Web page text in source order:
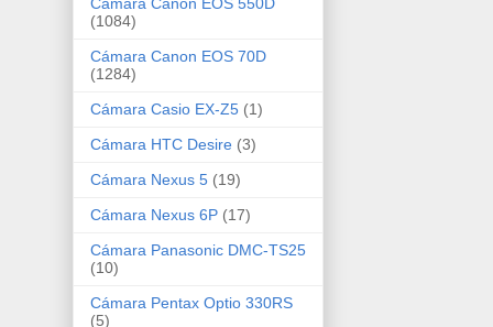
(1084)
Cámara Canon EOS 70D
(1284)
Cámara Casio EX-Z5 (1)
Cámara HTC Desire (3)
Cámara Nexus 5 (19)
Cámara Nexus 6P (17)
Cámara Panasonic DMC-TS25
(10)
Cámara Pentax Optio 330RS
(5)